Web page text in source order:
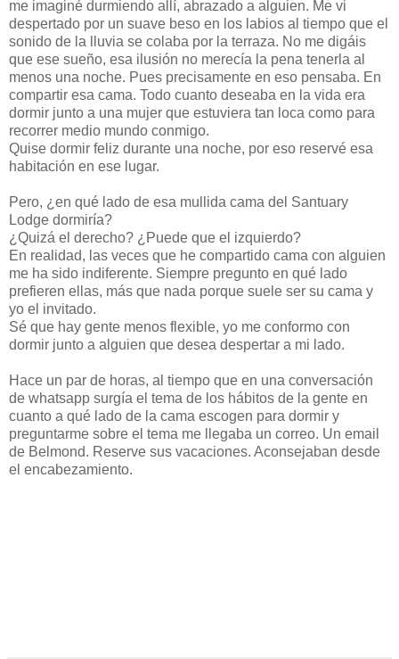
me imaginé durmiendo allí, abrazado a alguien. Me vi
despertado por un suave beso en los labios al tiempo que el
sonido de la lluvia se colaba por la terraza. No me digáis
que ese sueño, esa ilusión no merecía la pena tenerla al
menos una noche. Pues precisamente en eso pensaba. En
compartir esa cama. Todo cuanto deseaba en la vida era
dormir junto a una mujer que estuviera tan loca como para
recorrer medio mundo conmigo.
Quise dormir feliz durante una noche, por eso reservé esa
habitación en ese lugar.
Pero, ¿en qué lado de esa mullida cama del Santuary
Lodge dormiría?
¿Quizá el derecho? ¿Puede que el izquierdo?
En realidad, las veces que he compartido cama con alguien
me ha sido indiferente. Siempre pregunto en qué lado
prefieren ellas, más que nada porque suele ser su cama y
yo el invitado.
Sé que hay gente menos flexible, yo me conformo con
dormir junto a alguien que desea despertar a mi lado.
Hace un par de horas, al tiempo que en una conversación
de whatsapp surgía el tema de los hábitos de la gente en
cuanto a qué lado de la cama escogen para dormir y
preguntarme sobre el tema me llegaba un correo. Un email
de Belmond. Reserve sus vacaciones. Aconsejaban desde
el encabezamiento.